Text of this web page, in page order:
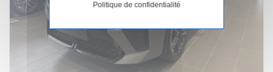
Politique de confidentialité